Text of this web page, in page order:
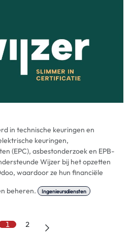
in technische keuringen en
keuringen,
(EPC), asbestonderzoek en EPB-
Wijzer bij het opzetten
waardoor ze hun financiële
beheren.
Ingenieursdiensten
1 2